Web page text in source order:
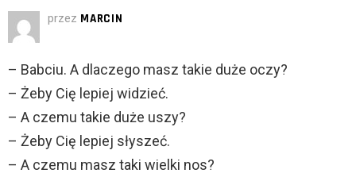
przez MARCIN
– Babciu. A dlaczego masz takie duże oczy?
– Żeby Cię lepiej widzieć.
– A czemu takie duże uszy?
– Żeby Cię lepiej słyszeć.
– A czemu masz taki wielki nos?